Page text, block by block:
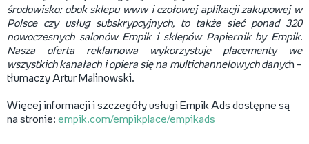
środowisko: obok sklepu www i czołowej aplikacji zakupowej w
Polsce czy usług subskrypcyjnych, to także sieć ponad 320
nowoczesnych salonów Empik i sklepów Papiernik by Empik.
Nasza oferta reklamowa wykorzystuje placementy we
wszystkich kanałach i opiera się na multichannelowych danych –
tłumaczy Artur Malinowski.
Więcej informacji i szczegóły usługi Empik Ads dostępne są
na stronie: empik.com/empikplace/empikads